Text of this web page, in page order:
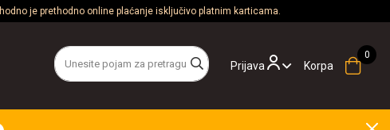
je prethodno online plaćanje isključivo platnim karticama.
Prijava Korpa